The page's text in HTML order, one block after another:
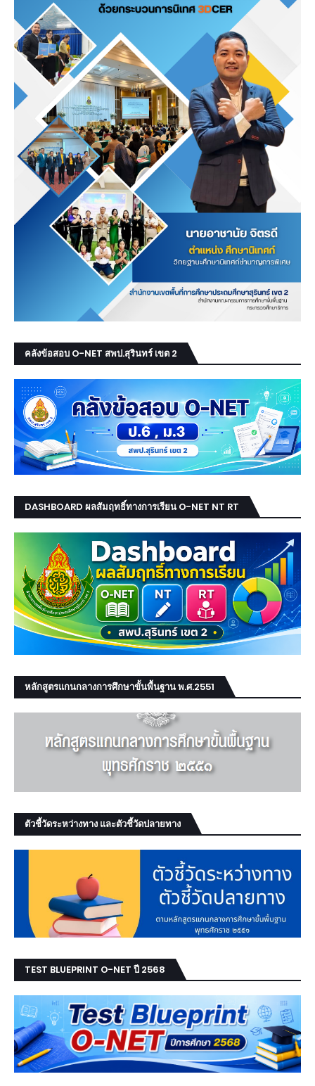
คลังข้อสอบ O-NET สพป.สุรินทร์ เขต 2
DASHBOARD ผลสัมฤทธิ์ทางการเรียน O-NET NT RT
หลักสูตรแกนกลางการศึกษาขั้นพื้นฐาน พ.ศ.2551
ตัวชี้วัดระหว่างทาง และตัวชี้วัดปลายทาง
TEST BLUEPRINT O-NET ปี 2568